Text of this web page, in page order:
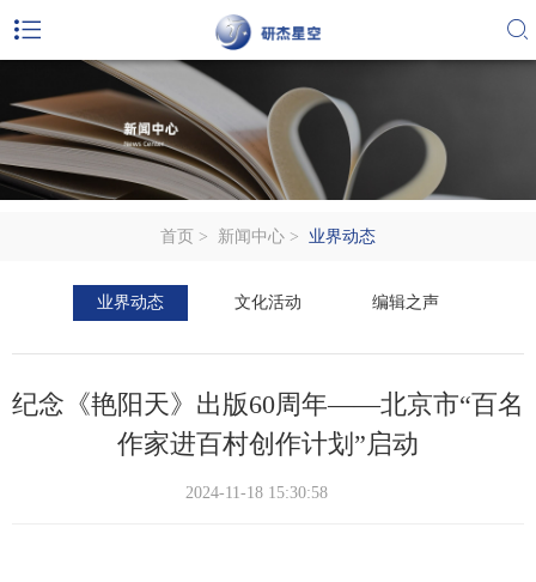
首页 > 新闻中心 > 业界动态
业界动态 文化活动 编辑之声
纪念《艳阳天》出版60周年——北京市“百名
作家进百村创作计划”启动
2024-11-18 15:30:58